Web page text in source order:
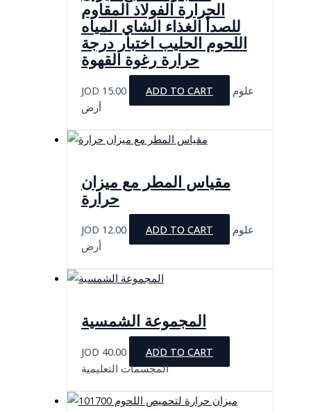
الحرارة الفولاذ المقاوم
للصدأ الغذاء الشاي المياه
اللحوم الحليب اختبار درجة
حرارة رغوة القهوة
JOD 15.00 ADD TO CART
علوم
أرض
مقياس المطر مع ميزان
حرارة
JOD 12.00 ADD TO CART
علوم
أرض
المجموعة الشمسية
JOD 40.00
ADD TO CART
المجسمات التعليمية